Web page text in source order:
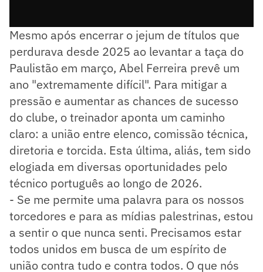
Mesmo após encerrar o jejum de títulos que
perdurava desde 2025 ao levantar a taça do
Paulistão em março, Abel Ferreira prevê um
ano "extremamente difícil". Para mitigar a
pressão e aumentar as chances de sucesso
do clube, o treinador aponta um caminho
claro: a união entre elenco, comissão técnica,
diretoria e torcida. Esta última, aliás, tem sido
elogiada em diversas oportunidades pelo
técnico português ao longo de 2026.
- Se me permite uma palavra para os nossos
torcedores e para as mídias palestrinas, estou
a sentir o que nunca senti. Precisamos estar
todos unidos em busca de um espírito de
união contra tudo e contra todos. O que nós